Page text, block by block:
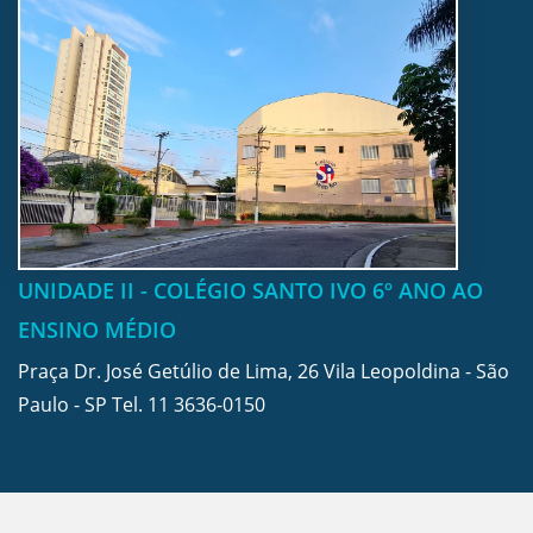
UNIDADE II - COLÉGIO SANTO IVO 6º ANO AO
ENSINO MÉDIO
Praça Dr. José Getúlio de Lima, 26 Vila Leopoldina - São
Paulo - SP Tel. 11 3636-0150